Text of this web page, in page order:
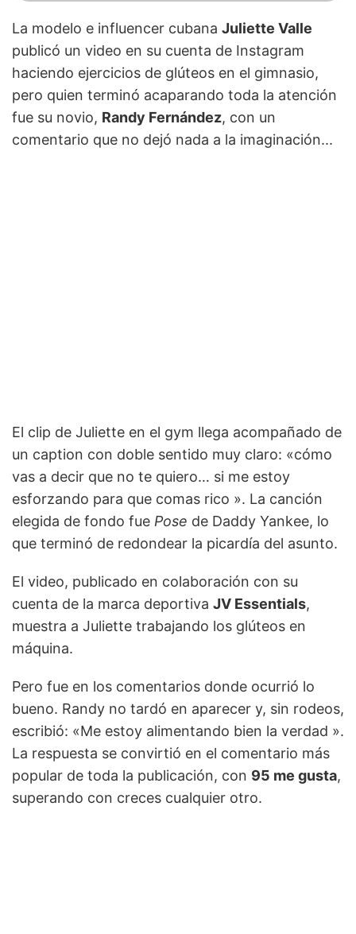
La modelo e influencer cubana Juliette Valle
publicó un video en su cuenta de Instagram
haciendo ejercicios de glúteos en el gimnasio,
pero quien terminó acaparando toda la atención
fue su novio, Randy Fernández, con un
comentario que no dejó nada a la imaginación...
El clip de Juliette en el gym llega acompañado de
un caption con doble sentido muy claro: «cómo
vas a decir que no te quiero… si me estoy
esforzando para que comas rico ». La canción
elegida de fondo fue Pose de Daddy Yankee, lo
que terminó de redondear la picardía del asunto.
El video, publicado en colaboración con su
cuenta de la marca deportiva JV Essentials,
muestra a Juliette trabajando los glúteos en
máquina.
Pero fue en los comentarios donde ocurrió lo
bueno. Randy no tardó en aparecer y, sin rodeos,
escribió: «Me estoy alimentando bien la verdad ».
La respuesta se convirtió en el comentario más
popular de toda la publicación, con 95 me gusta,
superando con creces cualquier otro.